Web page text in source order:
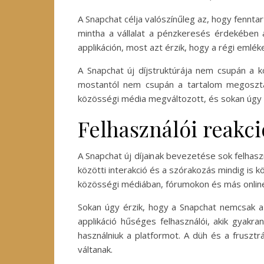
A Snapchat célja valószínűleg az, hogy
mintha a vállalat a pénzkeresés
applikáción, most azt érzik, hogy a régi
A Snapchat új díjstruktúrája nem csupán a
mostantól nem csupán a tartalom
közösségi média megváltozott, és sokan
Felhasználói
A Snapchat új díjainak bevezetése sok
közötti interakció és a szórakozás mindig is
közösségi médiában, fórumokon és más
Sokan úgy érzik, hogy a Snapchat
applikáció hűséges felhasználói, akik
használniuk a platformot. A düh és a
váltanak.